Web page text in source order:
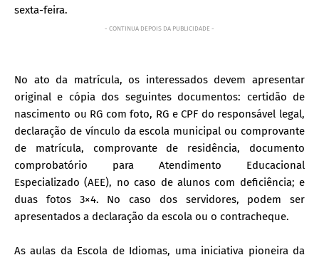
sexta-feira.
- CONTINUA DEPOIS DA PUBLICIDADE -
No ato da matrícula, os interessados devem apresentar
original e cópia dos seguintes documentos: certidão de
nascimento ou RG com foto, RG e CPF do responsável legal,
declaração de vínculo da escola municipal ou comprovante
de matrícula, comprovante de residência, documento
comprobatório para Atendimento Educacional
Especializado (AEE), no caso de alunos com deficiência; e
duas fotos 3×4. No caso dos servidores, podem ser
apresentados a declaração da escola ou o contracheque.
As aulas da Escola de Idiomas, uma iniciativa pioneira da